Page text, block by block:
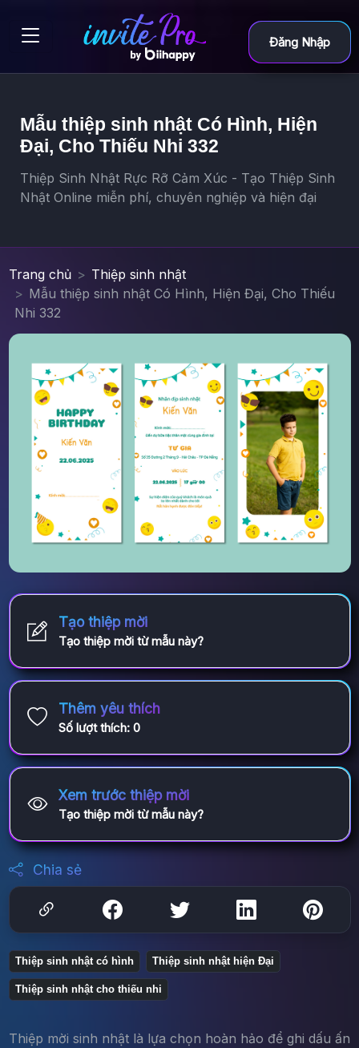
Đăng Nhập
Mẫu thiệp sinh nhật Có Hình, Hiện
Đại, Cho Thiếu Nhi 332
Thiệp Sinh Nhật Rực Rỡ Cảm Xúc - Tạo Thiệp Sinh
Nhật Online miễn phí, chuyên nghiệp và hiện đại
Trang chủ
Thiệp sinh nhật
Mẫu thiệp sinh nhật Có Hình, Hiện Đại, Cho Thiếu
Nhi 332
Tạo thiệp mời
Tạo thiệp mời từ mẫu này?
Thêm yêu thích
Số lượt thích: 0
Xem trước thiệp mời
Tạo thiệp mời từ mẫu này?
Chia sẻ
Thiệp sinh nhật có hình Thiệp sinh nhật hiện Đại
Thiệp sinh nhật cho thiếu nhi
Thiệp mời sinh nhật là lựa chọn hoàn hảo để ghi dấu ấn